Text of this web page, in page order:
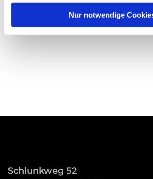
Nur notwendige
Schlunkweg 52